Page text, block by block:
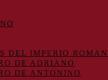
DEL IMPERIO
DE ADRIANO
DE ANTONINO